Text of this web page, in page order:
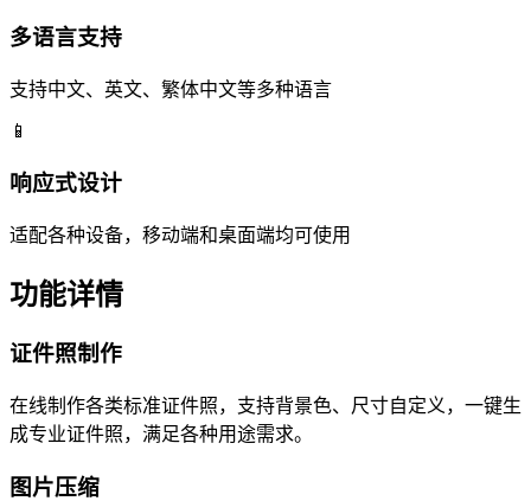
多语言支持
支持中文、英文、繁体中文等多种语言
📱
响应式设计
适配各种设备，移动端和桌面端均可使用
功能详情
证件照制作
在线制作各类标准证件照，支持背景色、尺寸自定义，一键生
成专业证件照，满足各种用途需求。
图片压缩